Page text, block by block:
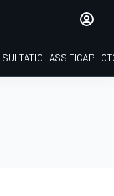
CLASSIFICA